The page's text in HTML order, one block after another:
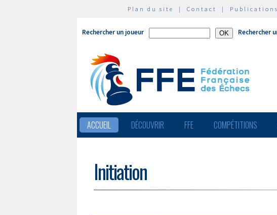
Plan du site | Contact | Publications
Rechercher un joueur Rechercher
ACCUEIL DÉCOUVRIR FFE COMPÉTITIONS
Initiation